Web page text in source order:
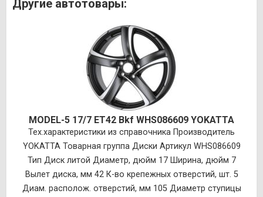
Другие автотовары:
MODEL-5 17/7 ET42 Bkf WHS086609 YOKATTA
Тех.характеристики из справочника Производитель
YOKATTA Товарная группа Диски Артикул WHS086609
Тип Диск литой Диаметр, дюйм 17 Ширина, дюйм 7
Вылет диска, мм 42 К-во крепежных отверстий, шт. 5
Диам. располож. отверстий, мм 105 Диаметр ступицы